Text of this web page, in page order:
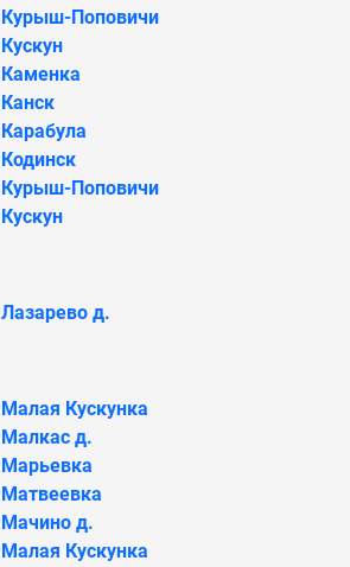
Курыш-Поповичи
Кускун
Каменка
Канск
Карабула
Кодинск
Курыш-Поповичи
Кускун
Лазарево д.
Малая Кускунка
Малкас д.
Марьевка
Матвеевка
Мачино д.
Малая Кускунка